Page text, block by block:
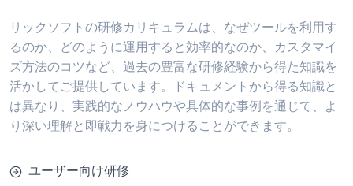
リックソフトの研修カリキュラムは、なぜツールを利用す
るのか、どのように運用すると効率的なのか、カスタマイ
ズ方法のコツなど、過去の豊富な研修経験から得た知識を
活かしてご提供しています。ドキュメントから得る知識と
は異なり、実践的なノウハウや具体的な事例を通じて、よ
り深い理解と即戦力を身につけることができます。
ユーザー向け研修